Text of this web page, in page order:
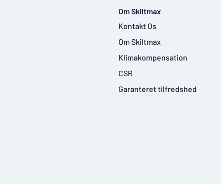
Om Skiltmax
Kontakt Os
Om Skiltmax
Klimakompensation
CSR
Garanteret tilfredshed